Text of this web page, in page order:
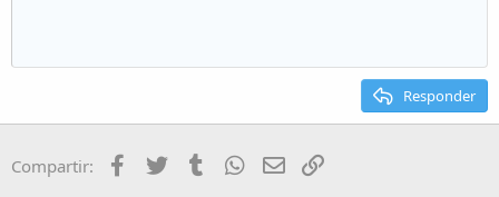
Trebuchet MS
Heading 2
Responder
Compartir: Facebook
Twitter TumblrWhatsApp
Email